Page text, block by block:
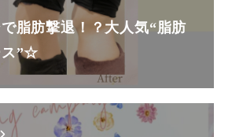
脂肪撃退！？大人気“脂肪
ス”☆